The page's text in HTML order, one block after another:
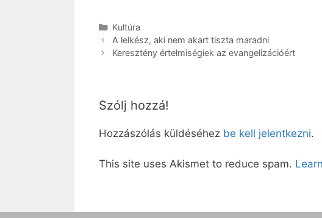
Kategória
Kultúra
A lelkész, aki nem akart tiszta maradni
Keresztény értelmiségiek az evangelizációért
Szólj hozzá!
Hozzászólás küldéséhez be kell jelentkezni.
This site uses Akismet to reduce spam.